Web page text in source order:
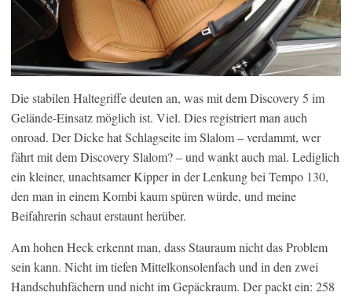
Die stabilen Haltegriffe deuten an, was mit dem Discovery 5 im
Gelände-Einsatz möglich ist. Viel. Dies registriert man auch
onroad. Der Dicke hat Schlagseite im Slalom – verdammt, wer
fährt mit dem Discovery Slalom? – und wankt auch mal. Lediglich
ein kleiner, unachtsamer Kipper in der Lenkung bei Tempo 130,
den man in einem Kombi kaum spüren würde, und meine
Beifahrerin schaut erstaunt herüber.
Am hohen Heck erkennt man, dass Stauraum nicht das Problem
sein kann. Nicht im tiefen Mittelkonsolenfach und in den zwei
Handschuhfächern und nicht im Gepäckraum. Der packt ein: 258